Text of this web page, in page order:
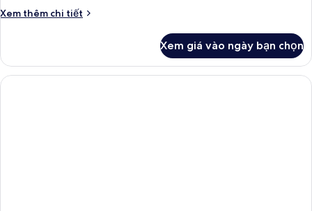
Xem thêm chi tiết
Chi
Double
Superior
Xem giá vào ngày bạn chọn